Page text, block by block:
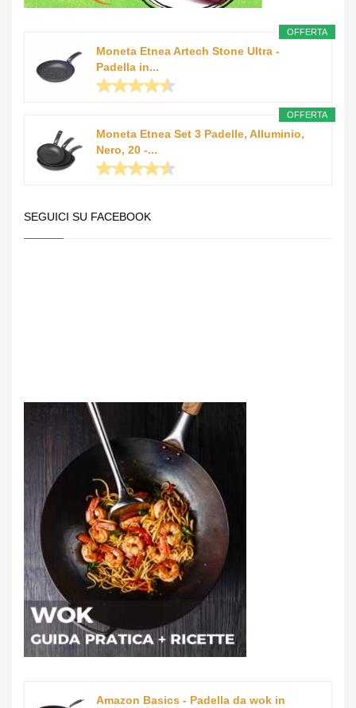
OFFERTA
Moneta Etnea Artech Stone Ultra -
Padella in...
OFFERTA
Moneta Etnea Set 3 Padelle, Alluminio,
Nero, 20 -...
SEGUICI SU FACEBOOK
Amazon Basics - Padella da wok in